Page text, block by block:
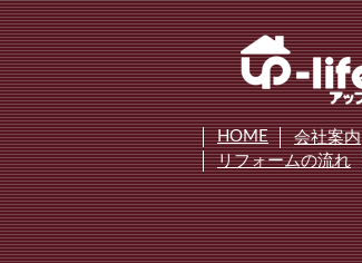
HOME 会社案内
リフォームの流れ